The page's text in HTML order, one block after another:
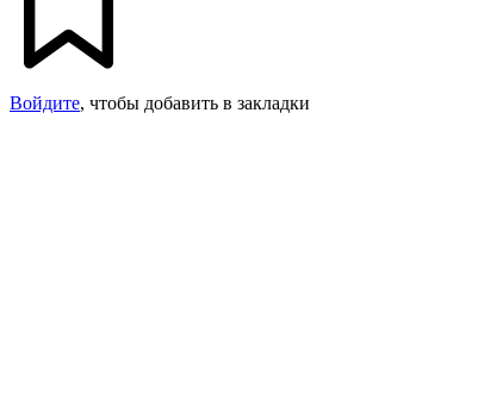
Войдите, чтобы добавить в закладки